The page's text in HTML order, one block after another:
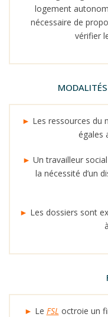
logement
nécessaire de
vérifier
► Les ressources du
égales
► Un travailleur
la nécessité d’un
► Les dossiers sont
► Le FSL octroie un